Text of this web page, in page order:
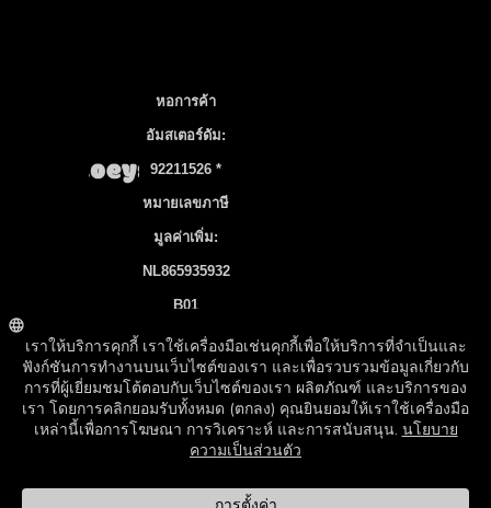
หอการค้า
อัมสเตอร์ดัม:
92211526 *
หมายเลขภาษี
มูลค่าเพิ่ม:
NL865935932
B01
บัญชีธนาคาร:
NL83 INGB
0106 7536 22
©2026